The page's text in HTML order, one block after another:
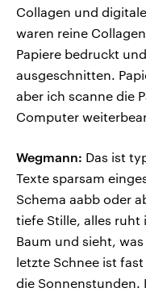
Collagen und
waren reine
Papiere bedruckt
ausgeschnitten.
aber ich scanne die
Computer
Wegmann: Das ist
Texte sparsam
Schema aabb oder
tiefe Stille, alles ruht
Baum und sieht,
letzte Schnee ist
die Sonnenstunden.